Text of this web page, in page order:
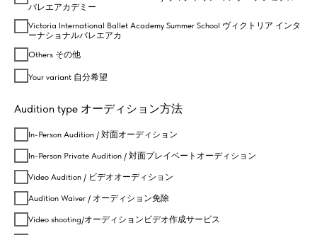
バレエアカデミー
Victoria International Ballet Academy Summer School ヴィクトリア インタ
ーナショナルバレエアカ
Others その他
Your variant 自分希望
Audition type オーディション方法
In-Person Audition / 対面オーディション
In-Person Private Audition / 対面プレイベートオーディション
Video Audition / ビデオオーディション
Audition Waiver / オーディション免除
Video shooting/オーディションビデオ作成サービス